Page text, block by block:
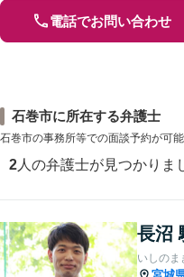
電話でお問い合わせ
石巻市に所在する弁護士
石巻市の事務所等での面談予約が可能
2 人の弁護士が見つかりま
長沼
いしのま